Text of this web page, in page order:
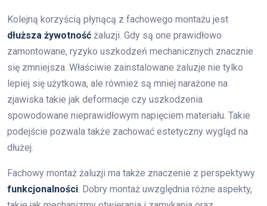
Kolejną korzyścią płynącą z fachowego montażu jest
dłuższa żywotność żaluzji. Gdy są one prawidłowo
zamontowane, ryzyko uszkodzeń mechanicznych znacznie
się zmniejsza. Właściwie zainstalowane żaluzje nie tylko
lepiej się użytkowa, ale również są mniej narażone na
zjawiska takie jak deformacje czy uszkodzenia
spowodowane nieprawidłowym napięciem materiału. Takie
podejście pozwala także zachować estetyczny wygląd na
dłużej.
Fachowy montaż żaluzji ma także znaczenie z perspektywy
funkcjonalności . Dobry montaż uwzględnia różne aspekty,